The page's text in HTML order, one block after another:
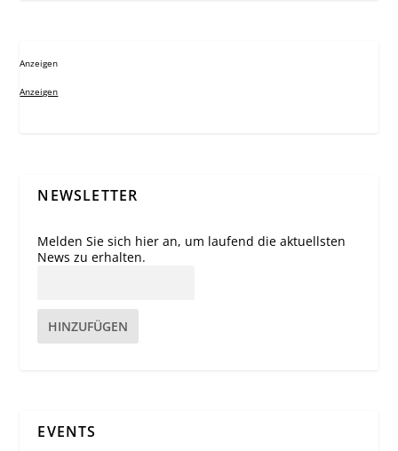
Anzeigen
Anzeigen
NEWSLETTER
Melden Sie sich hier an, um laufend die aktuellsten
News zu erhalten.
HINZUFÜGEN
EVENTS